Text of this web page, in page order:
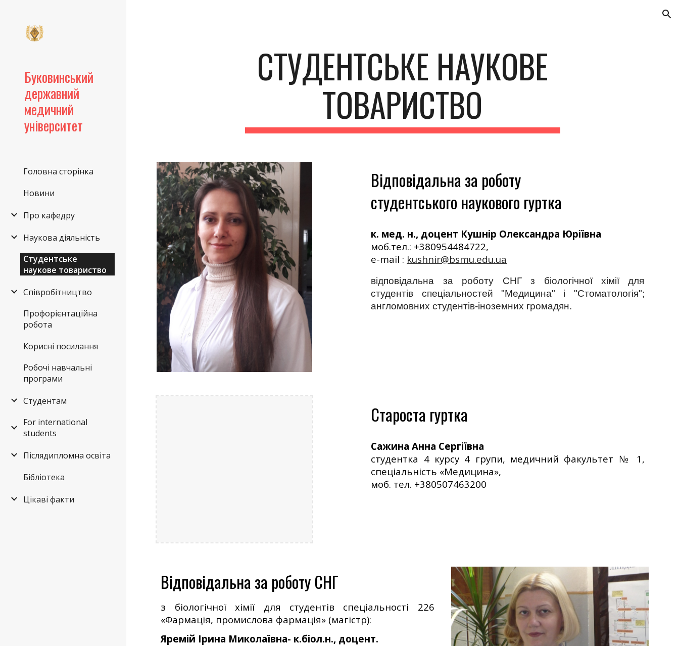
Буковинський
державний
медичний
університет
Головна сторінка
Новини
Про кафедру
Наукова діяльність
Студентське
наукове товариство
Співробітництво
Профорієнтаційна
робота
Корисні посилання
Робочі навчальні
програми
Студентам
For international
students
Післядипломна освіта
Бібліотека
Цікаві факти
СТУДЕНТСЬКЕ НАУКОВЕ
ТОВАРИСТВО
Відповідальназа роботу
студентського наукового гуртка
к. мед. н., доцент Кушнір Олександра Юріївна
моб.тел.: +380954484722,
e-mail : kushnir@bsmu.edu.ua
відповідальна за роботу СНГ з біологічної хімії для
студентів спеціальностей "Медицина" і "Стоматологія";
англомовних студентів-іноземних громадян.
Староста гуртка
Сажина Анна Сергіївна
студентка 4 курсу 4 групи, медичний факультет № 1,
спеціальність «Медицина»,
моб. тел. +380507463200
Відповідальна за роботу СНГ
з біологічної хімії для студентів спеціальності 226
«Фармація, промислова фармація» (магістр):
Яремій Ірина Миколаївна- к.біол.н., доцент.